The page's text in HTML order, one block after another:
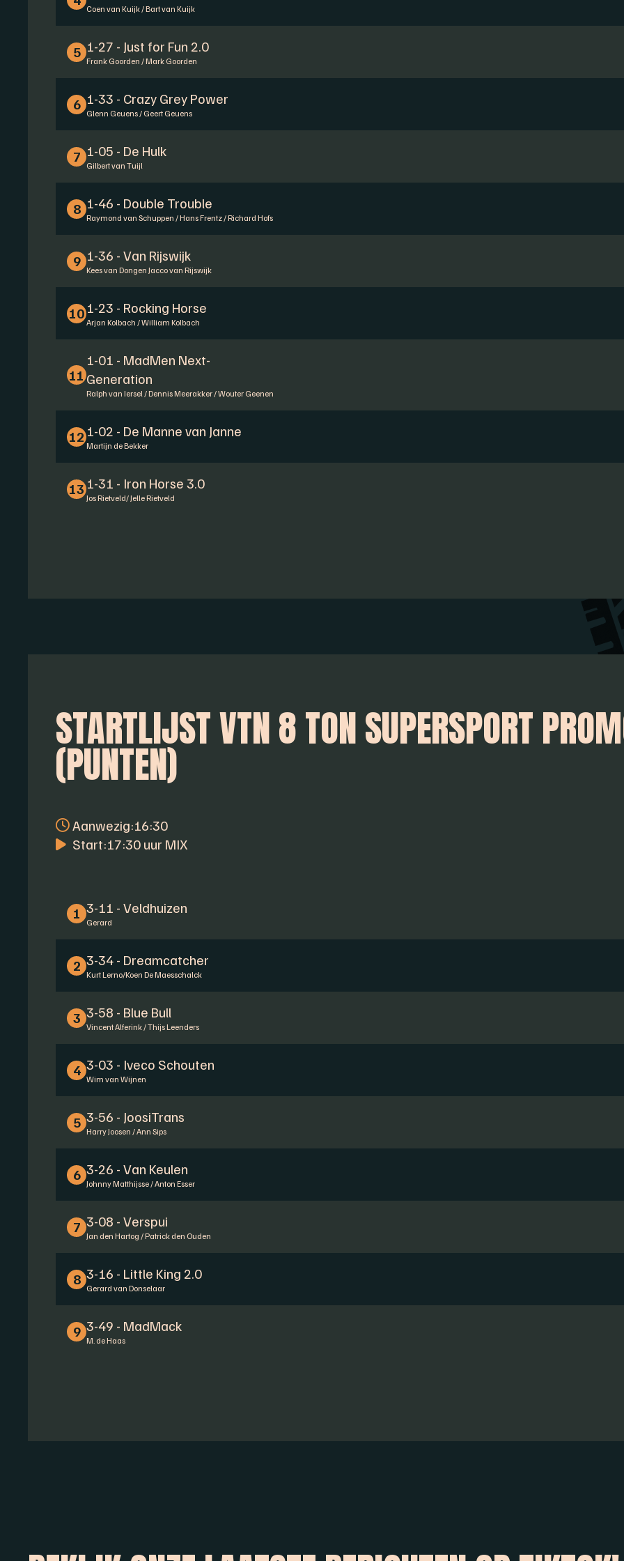
Coen van Kuijk / Bart van Kuijk
5 1-27 - Just for Fun 2.0
Frank Goorden / Mark Goorden
6 1-33 - Crazy Grey Power
Glenn Geuens / Geert Geuens
7 1-05 - De Hulk
Gilbert van Tuijl
8 1-46 - Double Trouble
Raymond van Schuppen / Hans Frentz / Richard Hofs
9 1-36 - Van Rijswijk
Kees van Dongen Jacco van Rijswijk
10 1-23 - Rocking Horse
Arjan Kolbach / William Kolbach
11
1-01 - MadMen Next-
Generation
Ralph van Iersel / Dennis Meerakker / Wouter Geenen
12 1-02 - De Manne van Janne
Martijn de Bekker
13 1-31 - Iron Horse 3.0
Jos Rietveld/ Jelle Rietveld
STARTLIJST VTN 8 TON SUPERSPORT
(PUNTEN)
Aanwezig:16:30
Start:17:30 uur MIX
1 3-11 - Veldhuizen
Gerard
2 3-34 - Dreamcatcher
Kurt Lerno/Koen De Maesschalck
3 3-58 - Blue Bull
Vincent Alferink / Thijs Leenders
4 3-03 - Iveco Schouten
Wim van Wijnen
5 3-56 - JoosiTrans
Harry Joosen / Ann Sips
6 3-26 - Van Keulen
Johnny Matthijsse / Anton Esser
7 3-08 - Verspui
Jan den Hartog / Patrick den Ouden
8 3-16 - Little King 2.0
Gerard van Donselaar
9 3-49 - MadMack
M. de Haas